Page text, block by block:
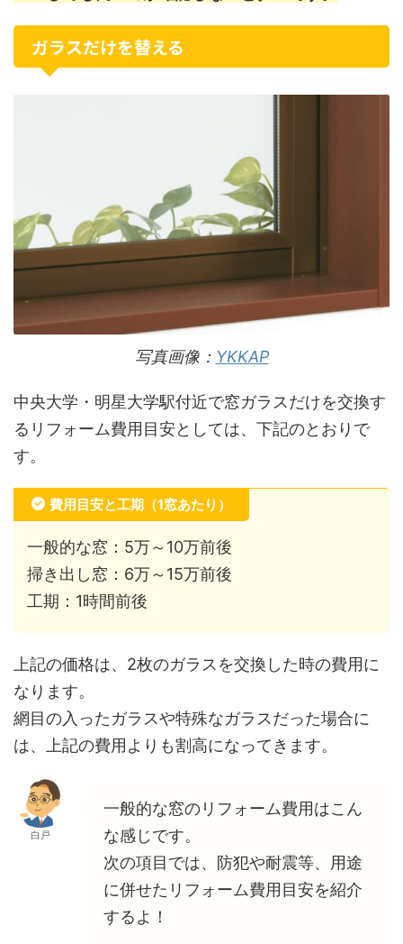
ガラスだけを替える
写真画像： YKKAP
中央大学・明星大学駅付近で窓ガラスだけを交換す
るリフォーム費用目安としては、下記のとおりで
す。
費用目安と工期（1窓あたり）
一般的な窓：5万～10万前後
掃き出し窓：6万～15万前後
工期：1時間前後
上記の価格は、2枚のガラスを交換した時の費用に
なります。
網目の入ったガラスや特殊なガラスだった場合に
は、上記の費用よりも割高になってきます。
白戸
一般的な窓のリフォーム費用はこん
な感じです。
次の項目では、防犯や耐震等、用途
に併せたリフォーム費用目安を紹介
するよ！